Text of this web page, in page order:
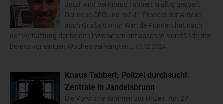
Jetzt wird bei Knaus Tabbert kräftig gespart:
Der neue CEO und mit 41 Prozent der Anteile
auch Großaktionär Wim de Pundert hat nach
der Verhaftung der beiden inzwischen entlassenen Vorstände den
bereits vor einigen Wochen verhängten…
Knaus Tabbert: Polizei durchsucht
Zentrale in Jandelsbrunn
Die Vorwürfe kommen zur Unzeit: Am 27.